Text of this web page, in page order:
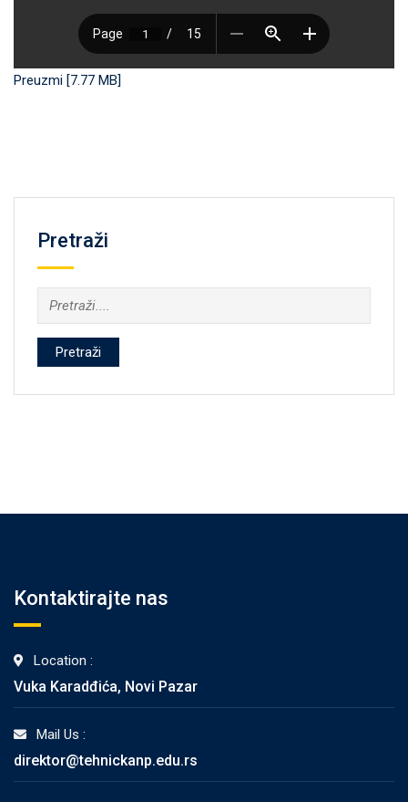
Preuzmi [7.77 MB]
Pretraži
Pretraži
Kontaktirajte nas
Location :
Vuka Karadđića, Novi Pazar
Mail Us :
direktor@tehnickanp.edu.rs